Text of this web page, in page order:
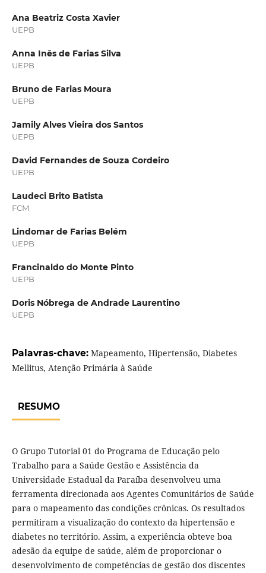
Ana Beatriz Costa Xavier
UEPB
Anna Inês de Farias Silva
UEPB
Bruno de Farias Moura
UEPB
Jamily Alves Vieira dos Santos
UEPB
David Fernandes de Souza Cordeiro
UEPB
Laudeci Brito Batista
FCM
Lindomar de Farias Belém
UEPB
Francinaldo do Monte Pinto
UEPB
Doris Nóbrega de Andrade Laurentino
UEPB
Palavras-chave: Mapeamento, Hipertensão, Diabetes
Mellitus, Atenção Primária à Saúde
RESUMO
O Grupo Tutorial 01 do Programa de Educação pelo
Trabalho para a Saúde Gestão e Assistência da
Universidade Estadual da Paraíba desenvolveu uma
ferramenta direcionada aos Agentes Comunitários de Saúde
para o mapeamento das condições crônicas. Os resultados
permitiram a visualização do contexto da hipertensão e
diabetes no território. Assim, a experiência obteve boa
adesão da equipe de saúde, além de proporcionar o
desenvolvimento de competências de gestão dos discentes